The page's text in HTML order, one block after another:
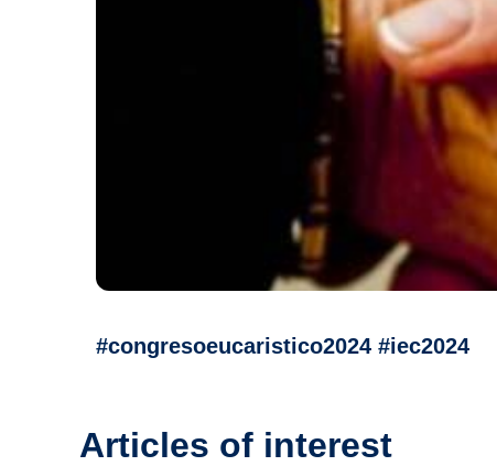
#congresoeucaristico2024 #iec2024
Articles of interest